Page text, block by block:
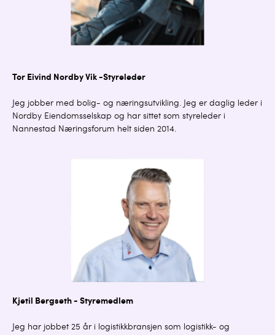
Tor Eivind Nordby Vik -Styreleder
Jeg jobber med bolig- og næringsutvikling. Jeg er daglig leder i
Nordby Eiendomsselskap og har sittet som styreleder i
Nannestad Næringsforum helt siden 2014.
Kjetil Bergseth - Styremedlem
Jeg har jobbet 25 år i logistikkbransjen som logistikk- og